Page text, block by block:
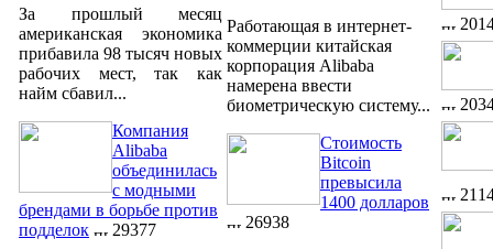
За прошлый месяц
американская экономика
прибавила 98 тысяч новых
рабочих мест, так как
найм сбавил...
Компания
Alibaba
объединилась
с модными
брендами в борьбе против
подделок
29377
Работающая в интернет-
коммерции китайская
корпорация Alibaba
намерена ввести
биометрическую систему...
Стоимость
Bitcoin
превысила
1400 долларов
26938